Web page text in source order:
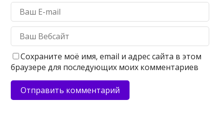
Сохраните моё имя, email и адрес сайта в этом
браузере для последующих моих комментариев